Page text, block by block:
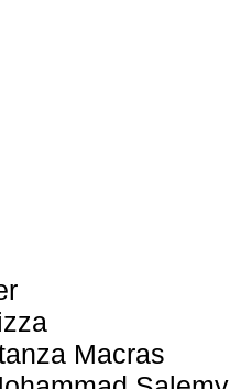
Macras